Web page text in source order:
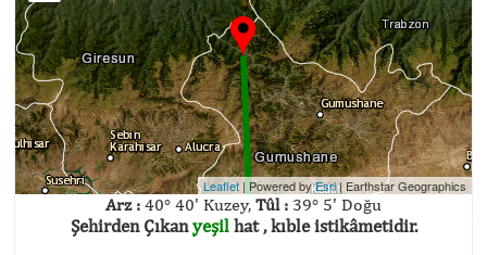
Leaflet | Powered byEsri| Earthstar Geographics
Arz : 40° 40' Kuzey, Tûl : 39° 5' Doğu
Şehirden Çıkanyeşilhat , kıble istikâmetidir.